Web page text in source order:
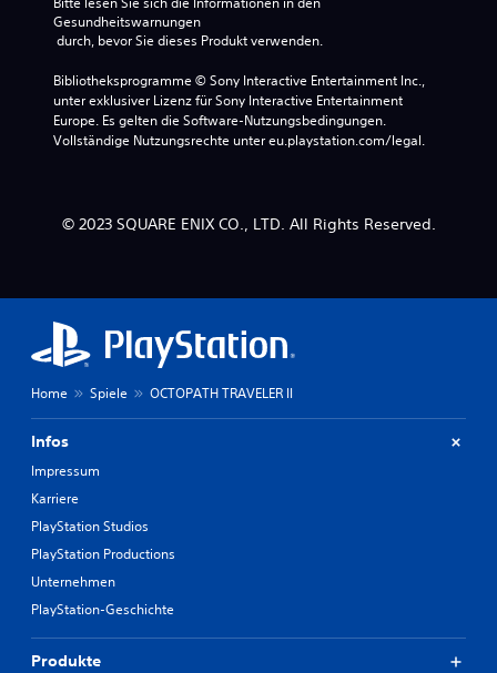
Gesundheitswarnungen
durch, bevor Sie dieses Produkt verwenden.
Bibliotheksprogramme © Sony Interactive Entertainment Inc.,
unter exklusiver Lizenz für Sony Interactive Entertainment
Europe. Es gelten die Software-Nutzungsbedingungen.
Vollständige Nutzungsrechte unter eu.playstation.com/legal.
© 2023 SQUARE ENIX CO., LTD. All Rights Reserved.
Home Spiele OCTOPATH TRAVELER II
Infos
Impressum
Karriere
PlayStation Studios
PlayStation Productions
Unternehmen
PlayStation-Geschichte
Produkte